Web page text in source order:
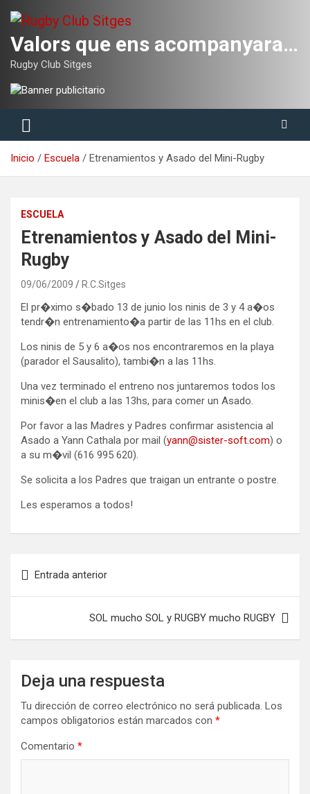
contenido
Valors que ens acompanyaran tota la vida
Rugby Club Sitges
Inicio Escuela Etrenamientos y Asado del Mini-Rugby
ESCUELA
Etrenamientos y Asado del Mini-
Rugby
09/06/2009 R.C.Sitges
El pr�ximo s�bado 13 de junio los ninis de 3 y 4 a�os
tendr�n entrenamiento�a partir de las 11hs en el club.
Los ninis de 5 y 6 a�os nos encontraremos en la playa
(parador el Sausalito), tambi�n a las 11hs.
Una vez terminado el entreno nos juntaremos todos los
minis�en el club a las 13hs, para comer un Asado.
Por favor a las Madres y Padres confirmar asistencia al
Asado a Yann Cathala por mail (yann@sister-soft.com) o
a su m�vil (616 995 620).
Se solicita a los Padres que traigan un entrante o postre.
Les esperamos a todos!
de
Entrada anterior
SOL mucho SOL y RUGBY mucho RUGBY
Deja una respuesta
Tu dirección de correo electrónico no será publicada. Los
campos obligatorios están marcados con *
Comentario *